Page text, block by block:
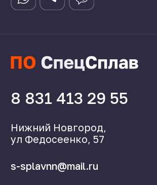
Политика конфиденциальности